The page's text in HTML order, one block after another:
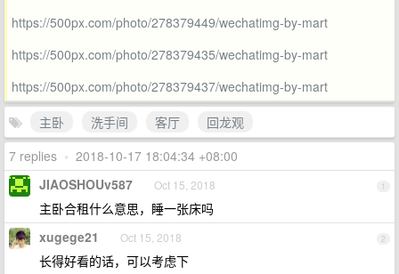
https://500px.com/photo/278379449/wechatimg-by-mart
https://500px.com/photo/278379435/wechatimg-by-mart
https://500px.com/photo/278379437/wechatimg-by-mart
主卧
洗手间 客厅
回龙观
7 replies • 2018-10-17 18:04:34 +08:00
1
JIAOSHOUv587 Oct 15, 2018
主卧合租什么意思，睡一张床吗
2
xugege21 Oct 15, 2018
长得好看的话，可以考虑下